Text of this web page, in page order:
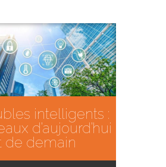
intelligents :
d’aujourd’hui
de demain